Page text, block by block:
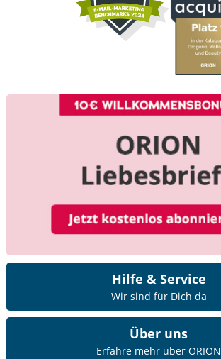
Hilfe & Service
Wir sind für Dich da
Über uns
Erfahre mehr über ORION